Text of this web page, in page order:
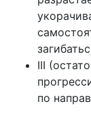
III
по